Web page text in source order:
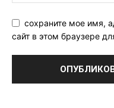
сохраните мое имя,
сайт в этом браузере